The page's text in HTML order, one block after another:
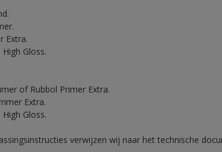
Extra.
Gloss.
of Rubbol Primer Extra.
Extra.
Gloss.
verwijzen wij naar het technische